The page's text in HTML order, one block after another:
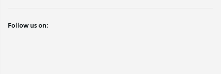
Follow us on: